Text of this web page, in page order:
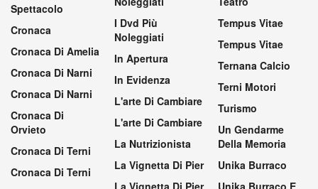
Spettacolo
Cronaca
Cronaca Di Amelia
Cronaca Di Narni
Cronaca Di Narni
Cronaca Di
Orvieto
Cronaca Di Terni
Cronaca Di Terni
I Dvd Più
Noleggiati
In Apertura
In Evidenza
L'arte Di Cambiare
L'arte Di Cambiare
La Nutrizionista
La Vignetta Di Pier
La Vignetta Di Pier
Tempus Vitae
Tempus Vitae
Ternana Calcio
Terni Motori
Turismo
Un Gendarme
Della Memoria
Unika Burraco
Unika Burraco E